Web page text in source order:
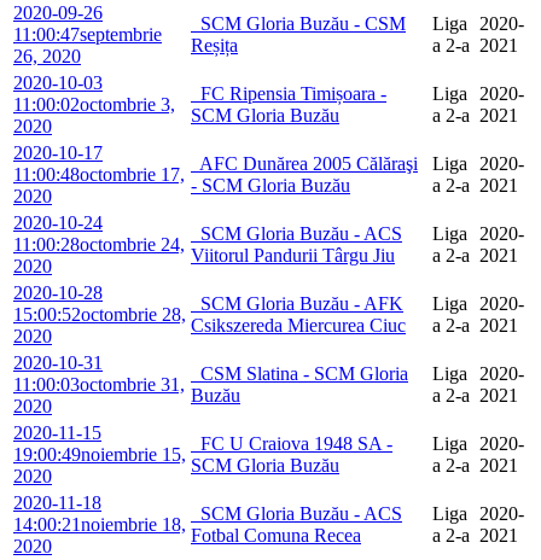
2020-09-26
11:00:47septembrie
26, 2020
SCM Gloria Buzău - CSM
Reșița
Liga
a 2-a
2020-
2021
2020-10-03
11:00:02octombrie 3,
2020
FC Ripensia Timișoara -
SCM Gloria Buzău
Liga
a 2-a
2020-
2021
2020-10-17
11:00:48octombrie 17,
2020
AFC Dunărea 2005 Călăraşi
- SCM Gloria Buzău
Liga
a 2-a
2020-
2021
2020-10-24
11:00:28octombrie 24,
2020
SCM Gloria Buzău - ACS
Viitorul Pandurii Târgu Jiu
Liga
a 2-a
2020-
2021
2020-10-28
15:00:52octombrie 28,
2020
SCM Gloria Buzău - AFK
Csikszereda Miercurea Ciuc
Liga
a 2-a
2020-
2021
2020-10-31
11:00:03octombrie 31,
2020
CSM Slatina - SCM Gloria
Buzău
Liga
a 2-a
2020-
2021
2020-11-15
19:00:49noiembrie 15,
2020
FC U Craiova 1948 SA -
SCM Gloria Buzău
Liga
a 2-a
2020-
2021
2020-11-18
14:00:21noiembrie 18,
2020
SCM Gloria Buzău - ACS
Fotbal Comuna Recea
Liga
a 2-a
2020-
2021